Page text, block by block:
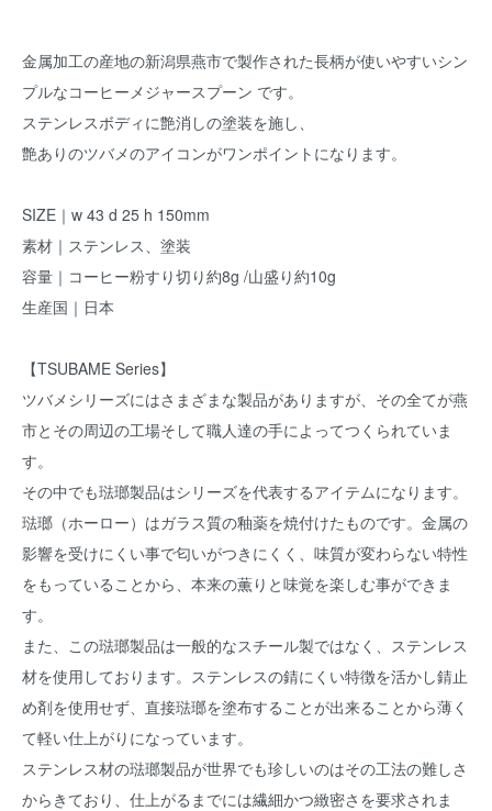
金属加工の産地の新潟県燕市で製作された長柄が使いやすいシン
プルなコーヒーメジャースプーン です。
ステンレスボディに艶消しの塗装を施し、
艶ありのツバメのアイコンがワンポイントになります。
SIZE｜w 43 d 25 h 150mm
素材｜ステンレス、塗装
容量｜コーヒー粉すり切り約8g /山盛り約10g
生産国｜日本
【TSUBAME Series】
ツバメシリーズにはさまざまな製品がありますが、その全てが燕
市とその周辺の工場そして職人達の手によってつくられていま
す。
その中でも琺瑯製品はシリーズを代表するアイテムになります。
琺瑯（ホーロー）はガラス質の釉薬を焼付けたものです。金属の
影響を受けにくい事で匂いがつきにくく、味質が変わらない特性
をもっていることから、本来の薫りと味覚を楽しむ事ができま
す。
また、この琺瑯製品は一般的なスチール製ではなく、ステンレス
材を使用しております。ステンレスの錆にくい特徴を活かし錆止
め剤を使用せず、直接琺瑯を塗布することが出来ることから薄く
て軽い仕上がりになっています。
ステンレス材の琺瑯製品が世界でも珍しいのはその工法の難しさ
からきており、仕上がるまでには繊細かつ緻密さを要求されま